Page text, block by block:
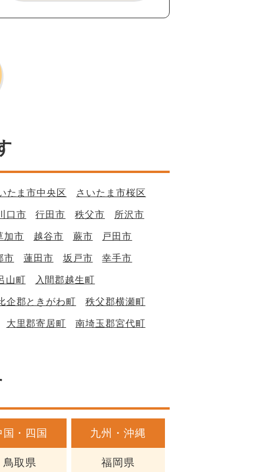
たま市中央区 さいたま市桜区
口市 行田市 秩父市 所沢市
加市 越谷市 蕨市 戸田市
市 蓮田市 坂戸市 幸手市
山町 入間郡越生町
企郡ときがわ町 秩父郡横瀬町
大里郡寄居町 南埼玉郡宮代町
国・四国
鳥取県
九州・沖縄
福岡県